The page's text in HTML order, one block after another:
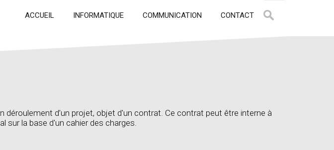
ACCUEIL INFORMATIQUE COMMUNICATION CONTACT
d’un projet, objet d'un contrat. Ce contrat peut être interne à
sur la base d'un cahier des charges.